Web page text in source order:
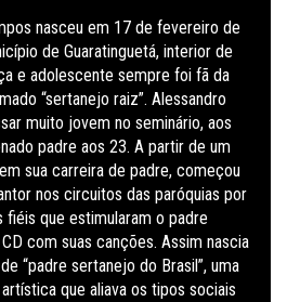
nasceu em 17 de fevereiro de
de Guaratinguetá, interior de
e adolescente sempre foi fã da
“sertanejo raiz”. Alessandro
muito jovem no seminário, aos
padre aos 23. A partir de um
sua carreira de padre, começou
nos circuitos das paróquias por
fiéis que estimularam o padre
com suas canções. Assim nascia
“padre sertanejo do Brasil”, uma
que aliava os tipos sociais